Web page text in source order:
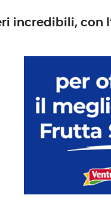
incredibili, con